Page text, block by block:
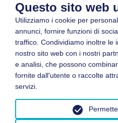
l’elaborazione del
Documento sulla
protezione contro le
esplosioni (Versione
inglese)
Questo sito web
Utilizziamo i cookie per
annunci, fornire funzioni di
traffico. Condividiamo inoltre le
nostro sito web con i nostri
e analisi, che possono
fornite dall'utente o raccolte
servizi.